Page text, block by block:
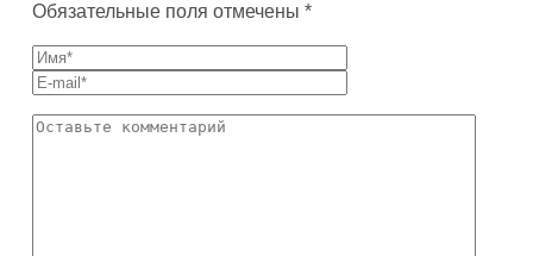
Обязательные поля отмечены *